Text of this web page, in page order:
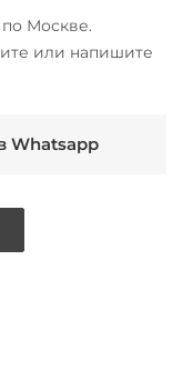
Москве.
или напишите
Whatsapp